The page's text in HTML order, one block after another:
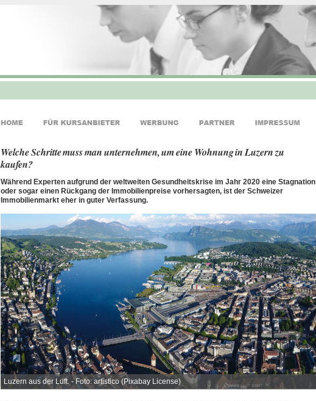
Welche Schritte muss man unternehmen, um eine Wohnung in Luzern zu
kaufen?
Während Experten aufgrund der weltweiten Gesundheitskrise im Jahr 2020 eine Stagnation
oder sogar einen Rückgang der Immobilienpreise vorhersagten, ist der Schweizer
Immobilienmarkt eher in guter Verfassung.
Luzern aus der Luft. - Foto: artistico (Pixabay License)